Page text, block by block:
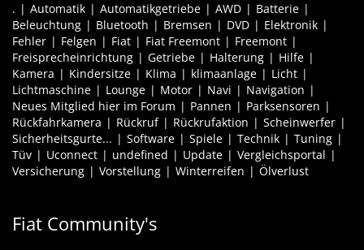
. Automatik Automatikgetriebe AWD
Batterie
Beleuchtung
Bluetooth Bremsen DVD
Elektronik
Fehler
Felgen Fiat Fiat Freemont
Freemont
Freisprecheinrichtung
Getriebe Halterung
Hilfe
Kamera
Kindersitze Klima klimaanlage
Licht
Lichtmaschine
Lounge Motor Navi
Navigation
Neues Mitglied hier im Forum
Pannen
Parksensoren
Rückfahrkamera
Rückruf Rückrufaktion
Scheinwerfer
Sicherheitsgurte...
Software Spiele Technik
Tuning
Tüv
Uconnect undefined Update
Vergleichsportal
Versicherung
Vorstellung Winterreifen Ölverlust
Fiat Community's